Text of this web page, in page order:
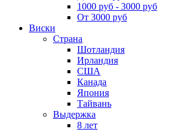
1000 руб - 3000 руб
От 3000 руб
Виски
Страна
Шотландия
Ирландия
США
Канада
Япония
Тайвань
Выдержка
8 лет